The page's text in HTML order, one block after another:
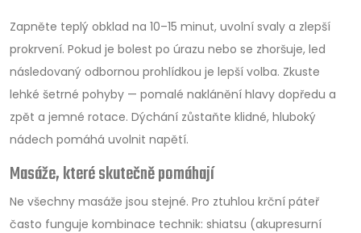
Zapněte teplý obklad na 10–15 minut, uvolní svaly a zlepší
prokrvení. Pokud je bolest po úrazu nebo se zhoršuje, led
následovaný odbornou prohlídkou je lepší volba. Zkuste
lehké šetrné pohyby — pomalé naklánění hlavy dopředu a
zpět a jemné rotace. Dýchání zůstaňte klidné, hluboký
nádech pomáhá uvolnit napětí.
Masáže, které skutečně pomáhají
Ne všechny masáže jsou stejné. Pro ztuhlou krční páteř
často funguje kombinace technik: shiatsu (akupresurní